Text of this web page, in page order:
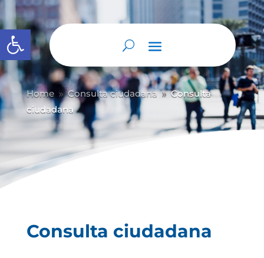
Abrir barra de herramientas
Home 9 Consulta ciudadana 9 Consulta
ciudadana
Consulta ciudadana